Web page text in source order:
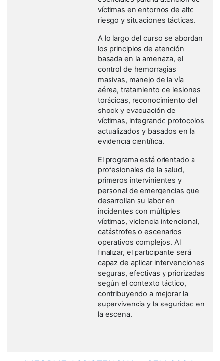
víctimas en entornos de alto
riesgo y situaciones tácticas.
A lo largo del curso se abordan
los principios de atención
basada en la amenaza, el
control de hemorragias
masivas, manejo de la vía
aérea, tratamiento de lesiones
torácicas, reconocimiento del
shock y evacuación de
víctimas, integrando protocolos
actualizados y basados en la
evidencia científica.
El programa está orientado a
profesionales de la salud,
primeros intervinientes y
personal de emergencias que
desarrollan su labor en
incidentes con múltiples
víctimas, violencia intencional,
catástrofes o escenarios
operativos complejos. Al
finalizar, el participante será
capaz de aplicar intervenciones
seguras, efectivas y priorizadas
según el contexto táctico,
contribuyendo a mejorar la
supervivencia y la seguridad en
la escena.